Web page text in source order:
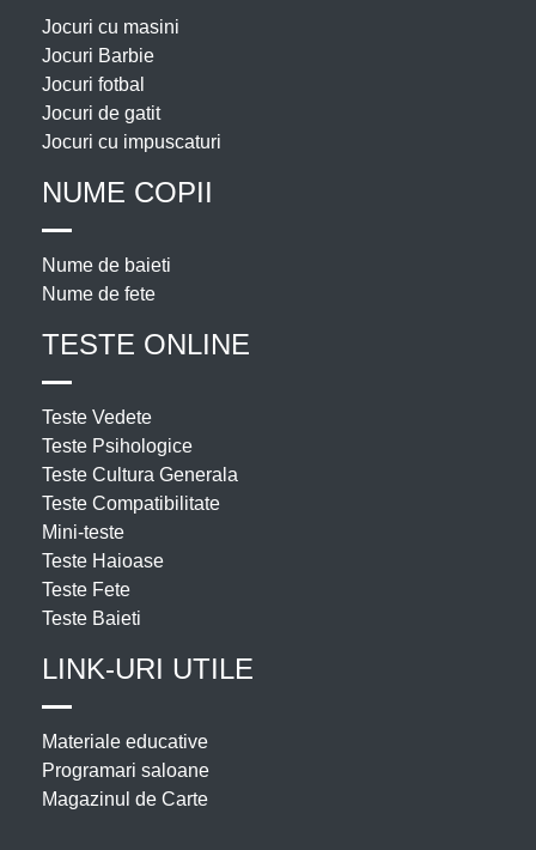
Jocuri cu masini
Jocuri Barbie
Jocuri fotbal
Jocuri de gatit
Jocuri cu impuscaturi
NUME COPII
Nume de baieti
Nume de fete
TESTE ONLINE
Teste Vedete
Teste Psihologice
Teste Cultura Generala
Teste Compatibilitate
Mini-teste
Teste Haioase
Teste Fete
Teste Baieti
LINK-URI UTILE
Materiale educative
Programari saloane
Magazinul de Carte